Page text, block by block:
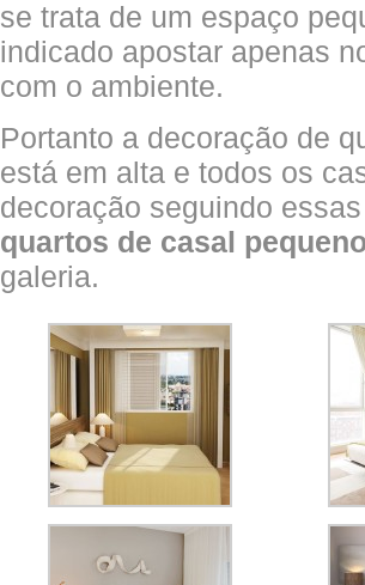
se trata de um espaço
indicado apostar apenas
com o ambiente.
Portanto a decoração de
está em alta e todos os
decoração seguindo
quartos de casal
galeria.